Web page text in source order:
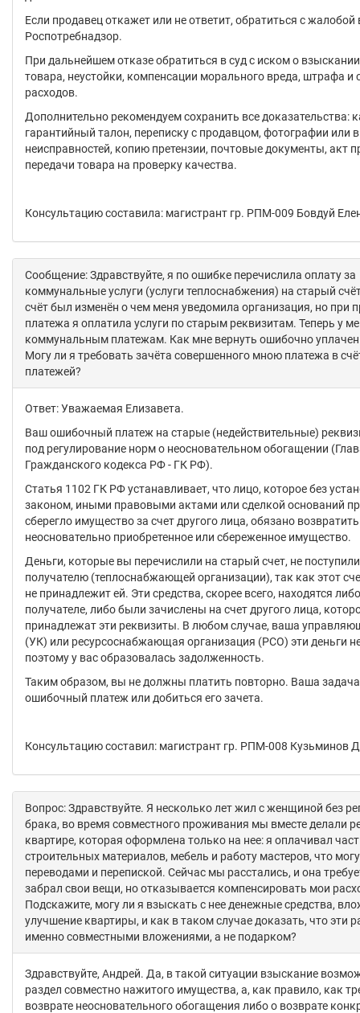
Если продавец откажет или не ответит, обратиться с жалобой
Роспотребнадзор.
При дальнейшем отказе обратиться в суд с иском о
товара, неустойки, компенсации морального вреда, штрафа и
расходов.
Дополнительно рекомендуем сохранить все доказательства:
гарантийный талон, переписку с продавцом, фотографии или
неисправностей, копию претензии, почтовые документы, акт
передачи товара на проверку качества.
Консультацию составила: магистрант гр. РПМ-009 Бовдуй
Сообщение: Здравствуйте, я по ошибке перечислила оплату за
коммунальные услуги (услуги теплоснабжения) на старый
счёт был изменён о чем меня уведомила организация, но при
платежа я оплатила услуги по старым реквизитам. Теперь у
коммунальным платежам. Как мне вернуть ошибочно
Могу ли я требовать зачёта совершенного мною платежа в
платежей?
Ответ: Уважаемая Елизавета.
Ваш ошибочный платеж на старые (недействительные)
под регулирование норм о неосновательном обогащении
Гражданского кодекса РФ - ГК РФ).
Статья 1102 ГК РФ устанавливает, что лицо, которое без
законом, иными правовыми актами или сделкой оснований
сберегло имущество за счет другого лица, обязано
неосновательно приобретенное или сбереженное имущество.
Деньги, которые вы перечислили на старый счет, не
получателю (теплоснабжающей организации), так как этот
не принадлежит ей. Эти средства, скорее всего, находятся
получателе, либо были зачислены на счет другого лица,
принадлежат эти реквизиты. В любом случае, ваша
(УК) или ресурсоснабжающая организация (РСО) эти деньги
поэтому у вас образовалась задолженность.
Таким образом, вы не должны платить повторно. Ваша
ошибочный платеж или добиться его зачета.
Консультацию составил: магистрант гр. РПМ-008 Кузьминов
Вопрос: Здравствуйте. Я несколько лет жил с женщиной без
брака, во время совместного проживания мы вместе делали
квартире, которая оформлена только на нее: я оплачивал
строительных материалов, мебель и работу мастеров, что
переводами и перепиской. Сейчас мы расстались, и она
забрал свои вещи, но отказывается компенсировать мои
Подскажите, могу ли я взыскать с нее денежные средства,
улучшение квартиры, и как в таком случае доказать, что эти
именно совместными вложениями, а не подарком?
Здравствуйте, Андрей. Да, в такой ситуации взыскание
раздел совместно нажитого имущества, а, как правило, как
возврате неосновательного обогащения либо о возврате